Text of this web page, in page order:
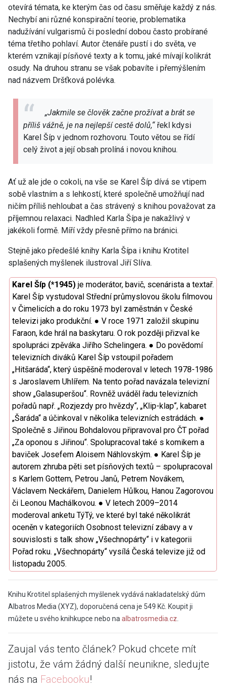
otevírá témata, ke kterým čas od času směřuje každý z nás.
Nechybí ani různé konspirační teorie, problematika
nadužívání vulgarismů či poslední dobou často probírané
téma třetího pohlaví. Autor čtenáře pustí i do světa, ve
kterém vznikají písňové texty a k tomu, jaké mívají kolikrát
osudy. Na druhou stranu se však pobavíte i přemýšlením
nad názvem Dršťková polévka.
„Jakmile se člověk začne prožívat a brát se
příliš vážně, je na nejlepší cestě dolů,“řekl kdysi
Karel Šíp v jednom rozhovoru. Touto větou se řídí
celý život a její obsah prolíná i novou knihou.
Ať už ale jde o cokoli, na vše se Karel Šíp dívá se vtipem
sobě vlastním a s lehkostí, které společně umožňují nad
ničím příliš nehloubat a čas strávený s knihou považovat za
příjemnou relaxaci. Nadhled Karla Šípa je nakažlivý v
jakékoli formě. Míří vždy přesně přímo na bránici.
Stejně jako předešlé knihy Karla Šípa i knihu Krotitel
splašených myšlenek ilustroval Jiří Slíva.
Karel Šíp (*1945) je moderátor, bavič, scenárista a textař.
Karel Šíp vystudoval Střední průmyslovou školu filmovou
v Čimelicích a do roku 1973 byl zaměstnán v České
televizi jako produkční. ● V roce 1971 založil skupinu
Faraon, kde hrál na baskytaru. O rok později přizval ke
spolupráci zpěváka Jiřího Schelingera. ● Do povědomí
televizních diváků Karel Šíp vstoupil pořadem
„Hitšaráda“, který úspěšně moderoval v letech 1978-1986
s Jaroslavem Uhlířem. Na tento pořad navázala televizní
show „Galasuperšou“. Rovněž uváděl řadu televizních
pořadů např. „Rozjezdy pro hvězdy“, „Klip-klap“, kabaret
„Šaráda“ a účinkoval v několika televizních estrádách. ●
Společně s Jiřinou Bohdalovou připravoval pro ČT pořad
„Za oponou s Jiřinou“. Spolupracoval také s komikem a
baviček Josefem Aloisem Náhlovským. ● Karel Šíp je
autorem zhruba pěti set písňových textů – spolupracoval
s Karlem Gottem, Petrou Janů, Petrem Novákem,
Václavem Neckářem, Danielem Hůlkou, Hanou Zagorovou
či Leonou Machálkovou. ● V letech 2009–2014
moderoval anketu TýTý, ve které byl také několikrát
oceněn v kategoriích Osobnost televizní zábavy a v
souvislosti s talk show „Všechnopárty“ i v kategorii
Pořad roku. „Všechnopárty“ vysílá Česká televize již od
listopadu 2005.
Knihu Krotitel splašených myšlenek vydává nakladatelský dům
Albatros Media (XYZ), doporučená cena je 549 Kč. Koupit ji
můžete u svého knihkupce nebo na albatrosmedia.cz
Zaujal vás tento článek? Pokud chcete mít
jistotu, že vám žádný další neunikne, sledujte
nás na Facebooku!